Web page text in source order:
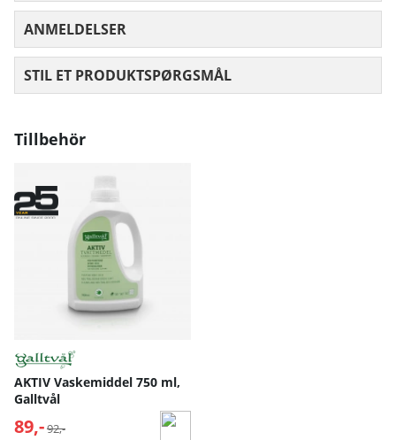
ANMELDELSER
STIL ET PRODUKTSPØRGSMÅL
Tillbehör
AKTIV Vaskemiddel 750 ml,
Galltvål
89,- Normalpris:
92,-